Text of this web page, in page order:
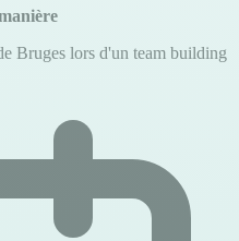
Bruges lors d'un team building